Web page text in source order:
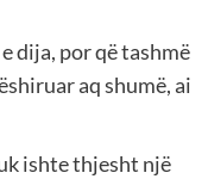
dija, por që tashmë
aq shumë, ai
ishte thjesht një